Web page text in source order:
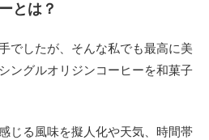
とは？
でしたが、そんな私でも最高に美
ングルオリジンコーヒーを和菓子
じる風味を擬人化や天気、時間帯